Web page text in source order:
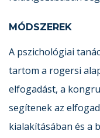
MÓDSZEREK
A pszichológiai
tartom a rogersi
elfogadást, a
segítenek az
kialakításában és a